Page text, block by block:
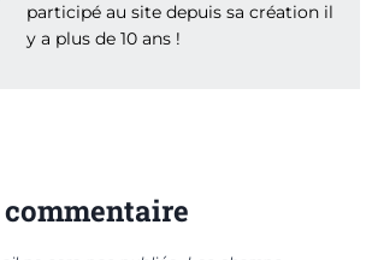
participé au site depuis sa création il
y a plus de 10 ans !